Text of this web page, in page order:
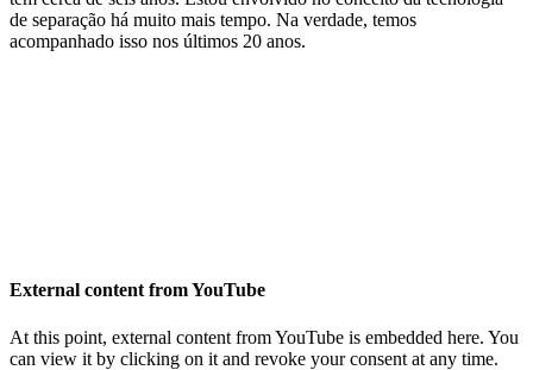
de separação há muito mais tempo. Na verdade, temos
acompanhado isso nos últimos 20 anos.
External content from YouTube
At this point, external content from YouTube is embedded here. You
can view it by clicking on it and revoke your consent at any time.